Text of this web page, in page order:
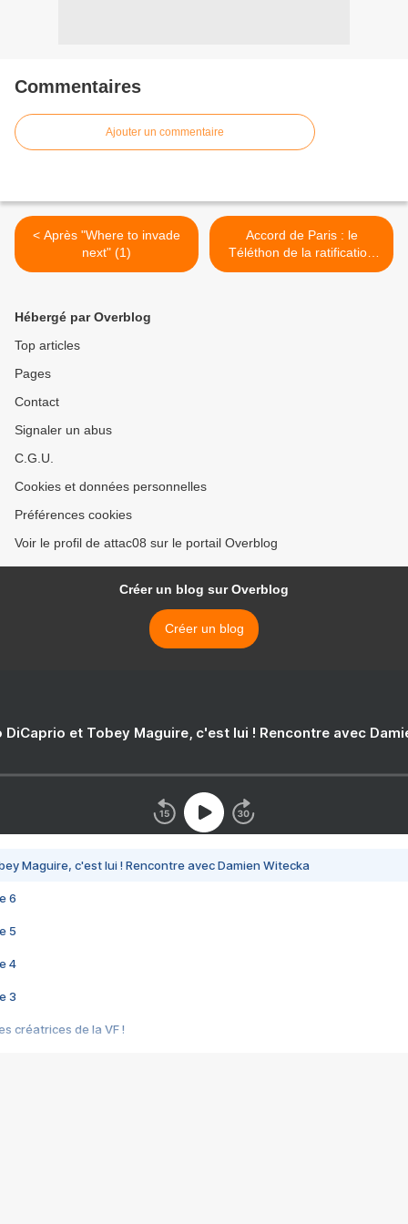
Commentaires
Ajouter un commentaire
< Après "Where to invade
next" (1)
Accord de Paris : le
Téléthon de la ratification
prend fin. Place à l’action ?
Hébergé par Overblog
Top articles
Pages
Contact
Signaler un abus
C.G.U.
Cookies et données personnelles
Préférences cookies
Voir le profil de attac08 sur le portail Overblog
Créer un blog sur Overblog
Créer un blog
DiCaprio et Tobey Maguire, c'est lui ! Rencontre avec
Maguire, c'est lui ! Rencontre avec Damien Witecka
6
5
4
3
créatrices de la VF !